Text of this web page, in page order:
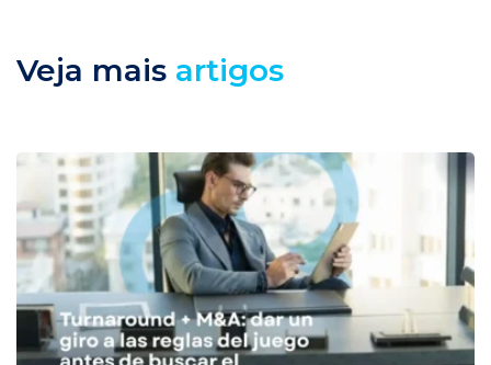
Veja mais artigos